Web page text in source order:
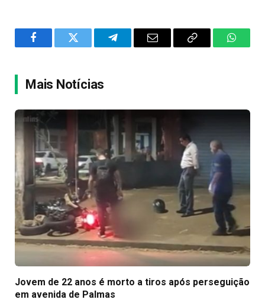
FacebookTwitter TelegramEmail
Copy
Mais Notícias
Jovem de 22 anos é morto a tiros após perseguição
em avenida de Palmas